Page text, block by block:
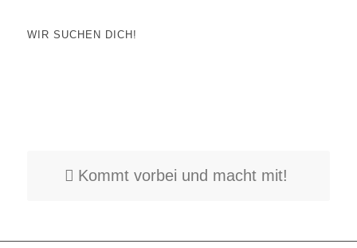
WIR SUCHEN DICH!
Kommt vorbei und macht mit!